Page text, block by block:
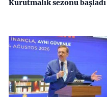
Kurutmalık sezonu başladı